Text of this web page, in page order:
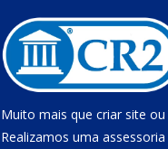
Muito mais que criar site ou
Realizamos uma assessoria